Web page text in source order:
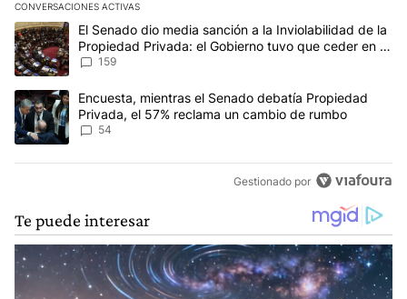
CONVERSACIONES ACTIVAS
Este listado muestra los artículos con más comentarios en los
Un artículo de tendencia con el título "El Senado dio media
El Senado dio media sanción a la Inviolabilidad de la
Propiedad Privada: el Gobierno tuvo que ceder en la
Ley del Manejo del Fuego
159
Un artículo de tendencia con el título "Encuesta, mientras el
Encuesta, mientras el Senado debatía Propiedad
Privada, el 57% reclama un cambio de rumbo
54
Gestionado por